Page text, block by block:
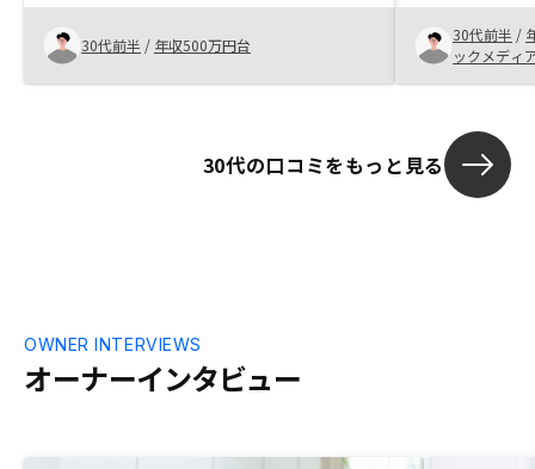
30代前半 / 年収500万円台
「30〜50年後
らず多くの単
うストーリー
京の中古ワン
かと思います
ると助かる（
っている物件
30代前半 /
ックメディ
30代の口コミをもっと見る
オーナーインタビュー
OWNER INTERVIEWS